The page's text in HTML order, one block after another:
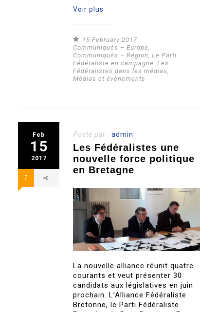
Voir plus
15 February 2017
Communiqués – Europe,
Communiqués – Région,Le Parti
Fédéraliste en campagne,Les
Fédéralistes dans les médias,
Médias et évènements
Feb
15
2017
1
Posté par :admin
Les Fédéralistes une
nouvelle force politique
en Bretagne
La nouvelle alliance réunit quatre
courants et veut présenter 30
candidats aux législatives en juin
prochain. L’Alliance Fédéraliste
Bretonne, le Parti Fédéraliste